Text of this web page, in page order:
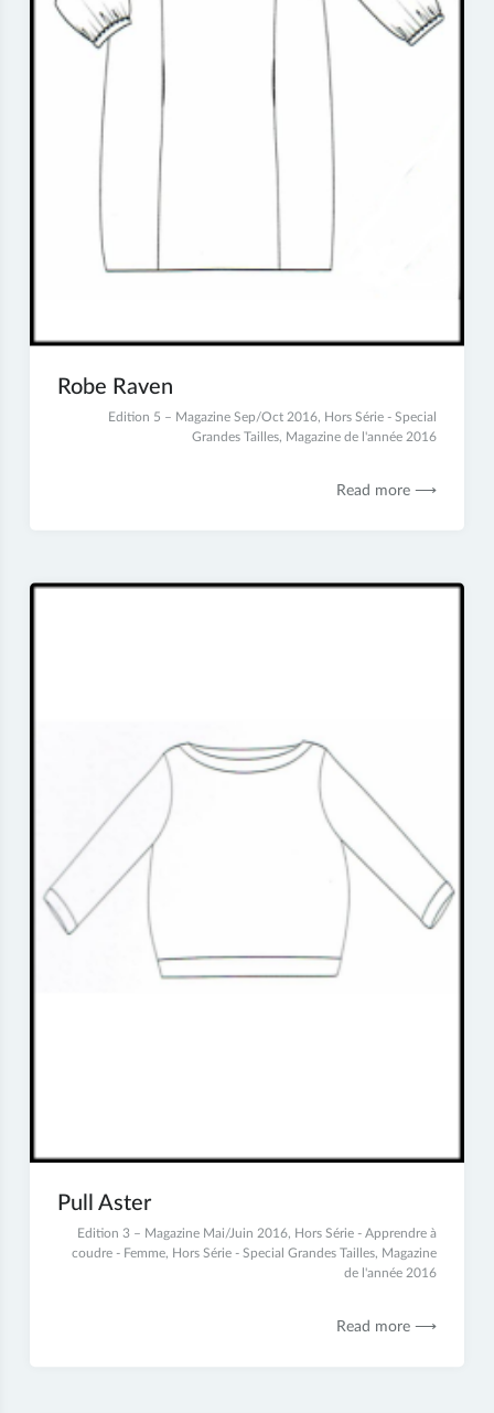
Robe Raven
Edition 5 – Magazine Sep/Oct 2016 Hors Série - Special
Grandes Tailles Magazine de l'année 2016
Read more ⟶
Pull Aster
juillet
Edition 3 – Magazine Mai/Juin 2016, Hors Série - Apprendre à
coudre - Femme, Hors Série - Special Grandes Tailles, Magazine
de l'année 2016
Read more ⟶